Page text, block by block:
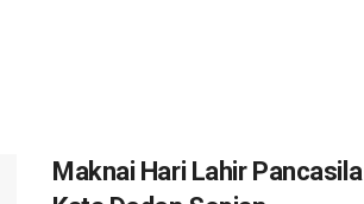
Maknai Hari Lahir